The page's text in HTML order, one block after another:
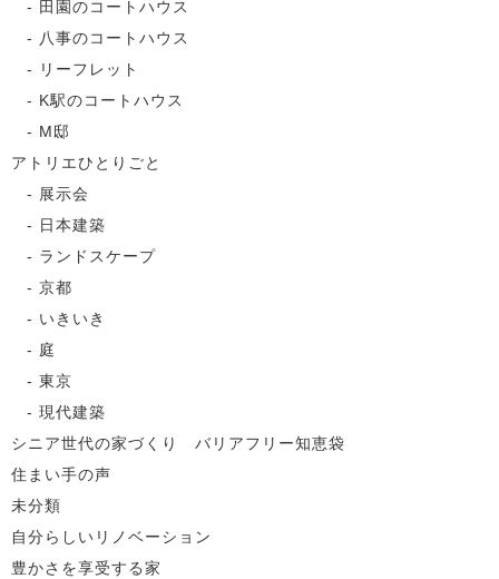
田園のコートハウス
八事のコートハウス
リーフレット
K駅のコートハウス
M邸
アトリエひとりごと
展示会
日本建築
ランドスケープ
京都
いきいき
庭
東京
現代建築
シニア世代の家づくり バリアフリー知恵袋
住まい手の声
未分類
自分らしいリノベーション
豊かさを享受する家